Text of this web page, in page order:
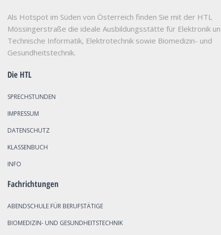
Als Hotspot im Süden von Österreich finden Sie mit der HTL
Mössingerstraße die ideale Ausbildungsstätte für Elektronik
Technische Informatik, Elektrotechnik sowie Biomedizin- und
Gesundheitstechnik.
Die HTL
SPRECHSTUNDEN
IMPRESSUM
DATENSCHUTZ
KLASSENBUCH
INFO
Fachrichtungen
ABENDSCHULE FÜR BERUFSTÄTIGE
BIOMEDIZIN- UND GESUNDHEITSTECHNIK